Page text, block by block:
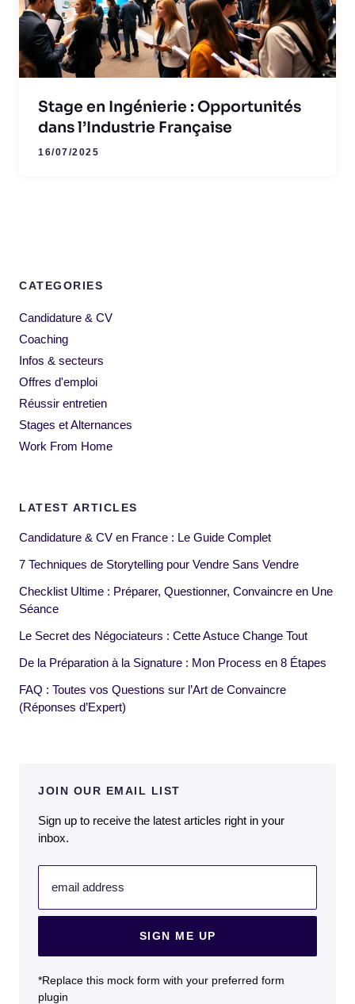
Stage en Ingénierie : Opportunités
dans l’Industrie Française
16/07/2025
CATEGORIES
Candidature & CV
Coaching
Infos & secteurs
Offres d'emploi
Réussir entretien
Stages et Alternances
Work From Home
LATEST ARTICLES
Candidature & CV en France : Le Guide Complet
7 Techniques de Storytelling pour Vendre Sans Vendre
Checklist Ultime : Préparer, Questionner, Convaincre en Une
Séance
Le Secret des Négociateurs : Cette Astuce Change Tout
De la Préparation à la Signature : Mon Process en 8 Étapes
FAQ : Toutes vos Questions sur l’Art de Convaincre
(Réponses d’Expert)
JOIN OUR EMAIL LIST
Sign up to receive the latest articles right in your
inbox.
email address
SIGN ME UP
*Replace this mock form with your preferred form
plugin